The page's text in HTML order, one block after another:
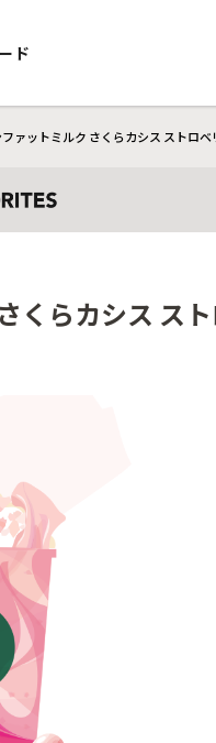
ド
ファットミルク さくらカシス ストロベ
くらカシス ス